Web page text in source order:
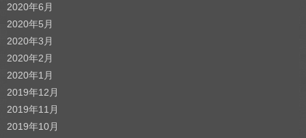
2020年6月
2020年5月
2020年3月
2020年2月
2020年1月
2019年12月
2019年11月
2019年10月